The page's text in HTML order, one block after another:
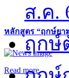
หลักสูตร “ฤกษ์ยา
Read more
ส.ค.
ฤกษ์